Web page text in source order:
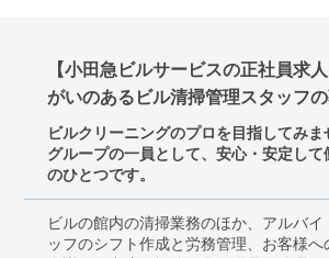
【小田急ビルサービスの正社員求
がいのあるビル清掃管理スタッフの
ビルクリーニングのプロを目指してみま
グループの一員として、安心・安定して
のひとつです。
ビルの館内の清掃業務のほか、アルバイ
ッフのシフト作成と労務管理、お客様へ